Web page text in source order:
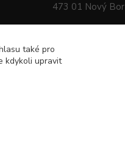
473 01 Nový Bor
také pro
kdykoli upravit